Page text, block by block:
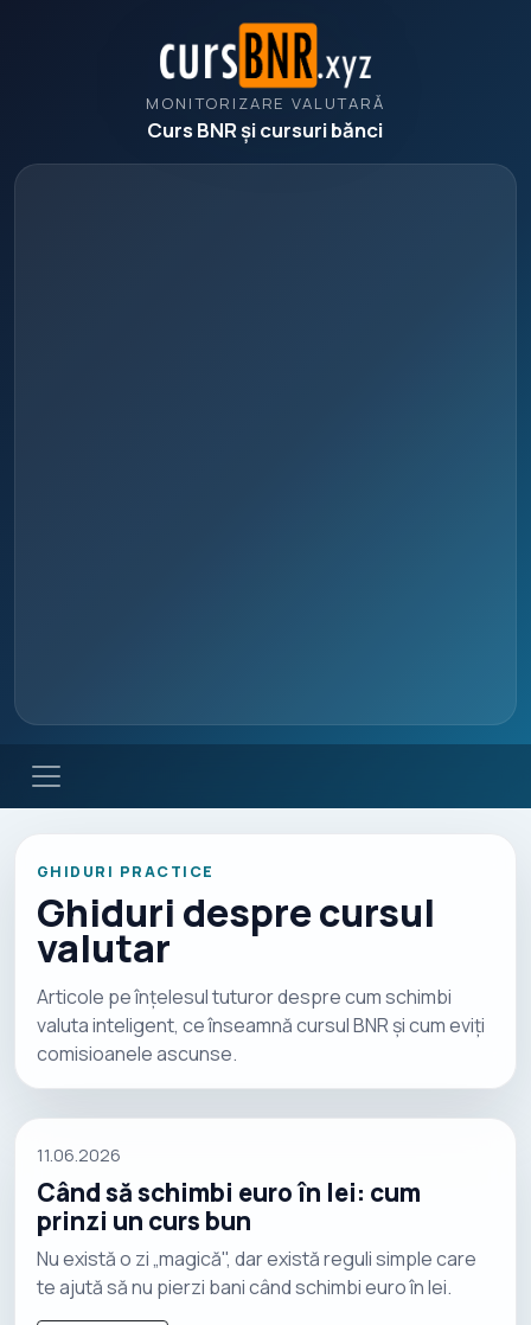
MONITORIZARE VALUTARĂ
Curs BNR și cursuri bănci
GHIDURI PRACTICE
Ghiduri despre cursul
valutar
Articole pe înțelesul tuturor despre cum schimbi
valuta inteligent, ce înseamnă cursul BNR și cum eviți
comisioanele ascunse.
11.06.2026
Când să schimbi euro în lei: cum
prinzi un curs bun
Nu există o zi „magică", dar există reguli simple care
te ajută să nu pierzi bani când schimbi euro în lei.